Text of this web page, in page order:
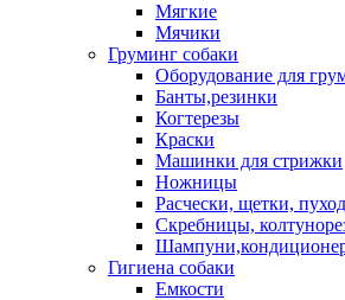
Мягкие
Мячики
Груминг собаки
Оборудование для
Банты,резинки
Когтерезы
Краски
Машинки для стрижки
Ножницы
Расчески, щетки,
Скребницы,
Гигиена собаки
Емкости